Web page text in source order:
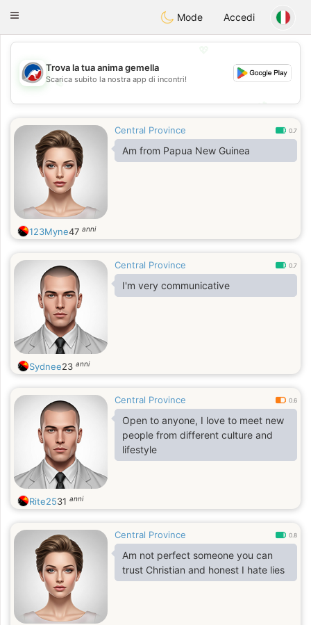
AustraliaChat
Toggle
Mode Accedi
💖
💕
Trova la tua anima gemella
Scarica subito la nostra app di incontri!
Central Province 0.7
Am from Papua New Guinea
123Myne47 anni
Central Province 0.7
I'm very communicative
Sydnee23 anni
Central Province 0.6
Open to anyone, I love to meet new
people from different culture and
lifestyle
Rite2531 anni
Central Province 0.8
Am not perfect someone you can
trust Christian and honest I hate lies